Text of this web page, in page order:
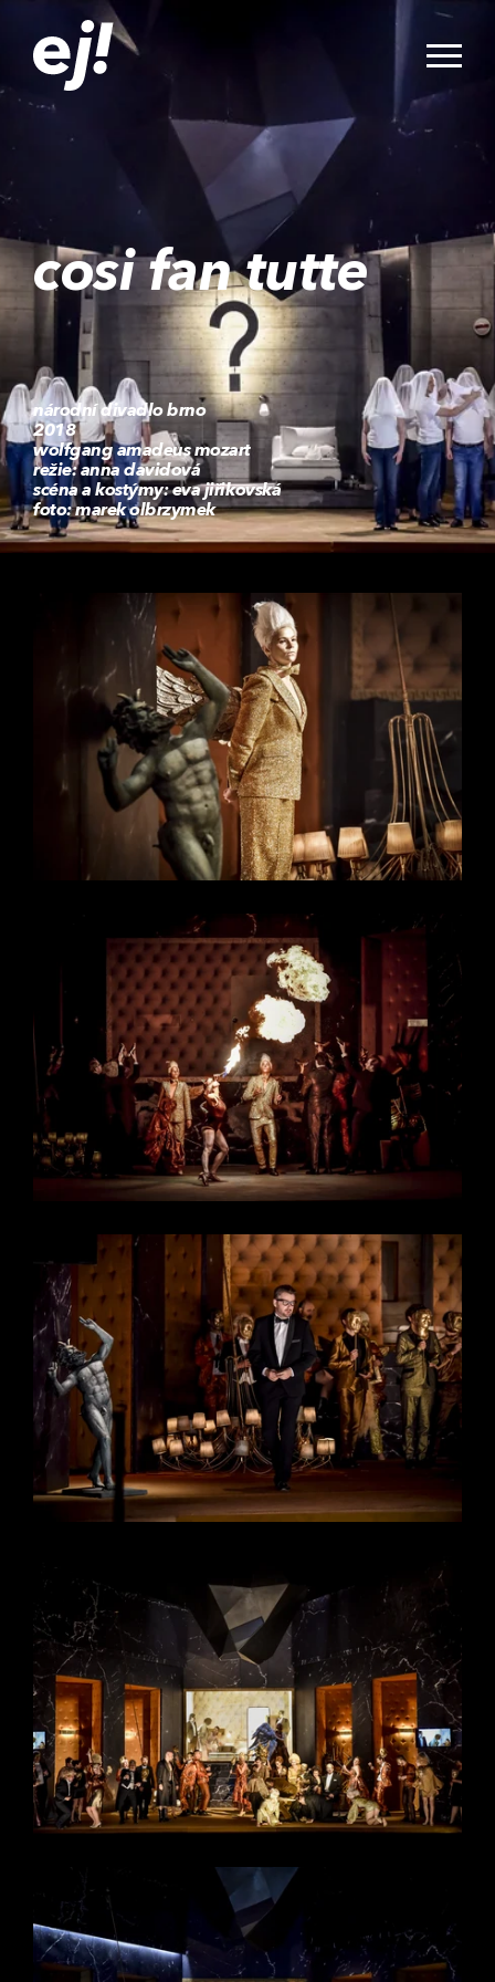
cosi fan tutte
národní divadlo brno
2018
wolfgang amadeus mozart
režie: anna davidová
scéna a kostýmy: eva jiřikovská
foto: marek olbrzymek